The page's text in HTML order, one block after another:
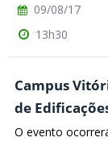
09/08/17
13h30
Campus
de
O evento